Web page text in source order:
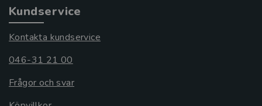
Kundservice
Kontakta kundservice
046-31 21 00
Frågor och svar